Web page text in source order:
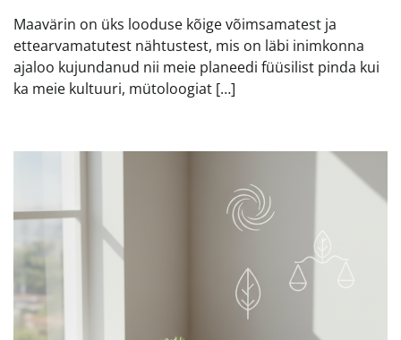
Maavärin on üks looduse kõige võimsamatest ja
ettearvamatutest nähtustest, mis on läbi inimkonna
ajaloo kujundanud nii meie planeedi füüsilist pinda kui
ka meie kultuuri, mütoloogiat […]